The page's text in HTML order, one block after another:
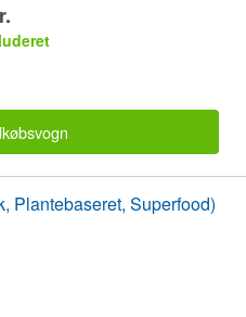
Plantebaseret, Superfood)